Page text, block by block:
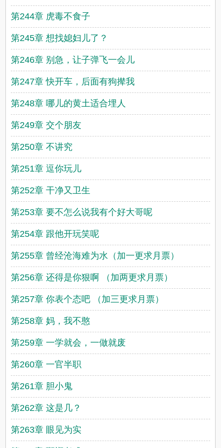
第244章 虎毒不食子
第245章 想找媳妇儿了？
第246章 别急，让子弹飞一会儿
第247章 快开车，后面有狗撵我
第248章 哪儿的黄土适合埋人
第249章 交个朋友
第250章 不讲究
第251章 逗你玩儿
第252章 干净又卫生
第253章 要不怎么说我有个好大哥呢
第254章 跟他开玩笑呢
第255章 曾经沧海难为水（加一更求月票）
第256章 还得是你狠啊 （加两更求月票）
第257章 你表个态吧 （加三更求月票）
第258章 妈，我不憨
第259章 一学就会，一做就废
第260章 一官半职
第261章 胆小鬼
第262章 这是几？
第263章 眼见为实